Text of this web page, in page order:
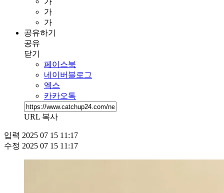
가
가
공유하기
공유
닫기
페이스북
네이버블로그
엑스
카카오톡
URL 복사
입력 2025 07 15 11:17
수정 2025 07 15 11:17